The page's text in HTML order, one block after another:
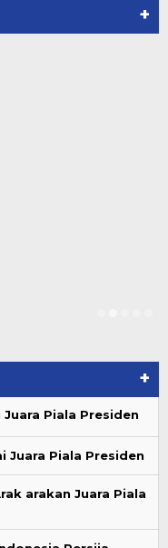
+
+
Piala Presiden
Juara Piala Presiden
arakan Juara Piala